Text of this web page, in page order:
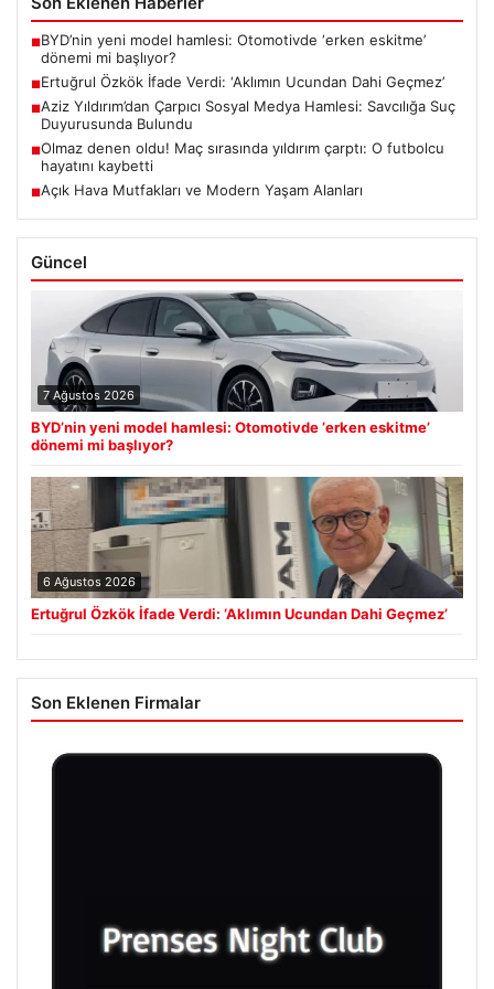
■BYD’nin yeni model hamlesi: Otomotivde ‘erken eskitme’
dönemi mi başlıyor?
■Ertuğrul Özkök İfade Verdi: ‘Aklımın Ucundan Dahi Geçmez’
■Aziz Yıldırım’dan Çarpıcı Sosyal Medya Hamlesi: Savcılığa Suç
Duyurusunda Bulundu
■Olmaz denen oldu! Maç sırasında yıldırım çarptı: O futbolcu
hayatını kaybetti
■Açık Hava Mutfakları ve Modern Yaşam Alanları
Güncel
7 Ağustos 2026
BYD’nin yeni model hamlesi: Otomotivde ‘erken eskitme’
dönemi mi başlıyor?
6 Ağustos 2026
Ertuğrul Özkök İfade Verdi: ‘Aklımın Ucundan Dahi Geçmez’
Son Eklenen Firmalar